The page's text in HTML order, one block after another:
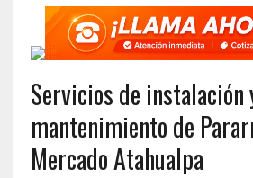
Servicios de instalación
mantenimiento de
Mercado Atahualpa